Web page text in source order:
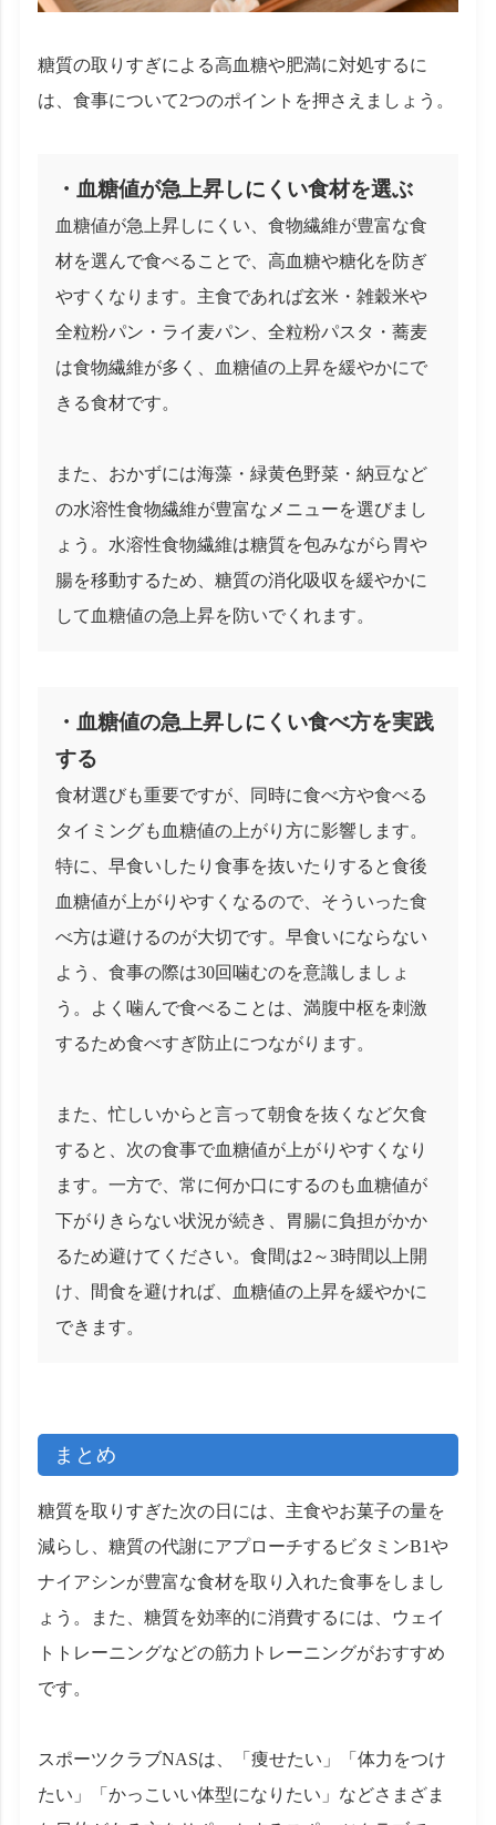
糖質の取りすぎによる高血糖や肥満に対処するに
は、食事について2つのポイントを押さえましょう。
・血糖値が急上昇しにくい食材を選ぶ
血糖値が急上昇しにくい、食物繊維が豊富な食
材を選んで食べることで、高血糖や糖化を防ぎ
やすくなります。主食であれば玄米・雑穀米や
全粒粉パン・ライ麦パン、全粒粉パスタ・蕎麦
は食物繊維が多く、血糖値の上昇を緩やかにで
きる食材です。
また、おかずには海藻・緑黄色野菜・納豆など
の水溶性食物繊維が豊富なメニューを選びまし
ょう。水溶性食物繊維は糖質を包みながら胃や
腸を移動するため、糖質の消化吸収を緩やかに
して血糖値の急上昇を防いでくれます。
・血糖値の急上昇しにくい食べ方を実践
する
食材選びも重要ですが、同時に食べ方や食べる
タイミングも血糖値の上がり方に影響します。
特に、早食いしたり食事を抜いたりすると食後
血糖値が上がりやすくなるので、そういった食
べ方は避けるのが大切です。早食いにならない
よう、食事の際は30回噛むのを意識しましょ
う。よく噛んで食べることは、満腹中枢を刺激
するため食べすぎ防止につながります。
また、忙しいからと言って朝食を抜くなど欠食
すると、次の食事で血糖値が上がりやすくなり
ます。一方で、常に何か口にするのも血糖値が
下がりきらない状況が続き、胃腸に負担がかか
るため避けてください。食間は2～3時間以上開
け、間食を避ければ、血糖値の上昇を緩やかに
できます。
まとめ
糖質を取りすぎた次の日には、主食やお菓子の量を
減らし、糖質の代謝にアプローチするビタミンB1や
ナイアシンが豊富な食材を取り入れた食事をしまし
ょう。また、糖質を効率的に消費するには、ウェイ
トトレーニングなどの筋力トレーニングがおすすめ
です。
スポーツクラブNASは、「痩せたい」「体力をつけ
たい」「かっこいい体型になりたい」などさまざま